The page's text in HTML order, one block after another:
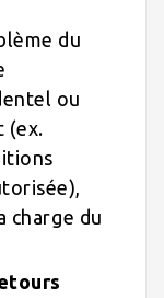
du
ou
(ex.
charge du